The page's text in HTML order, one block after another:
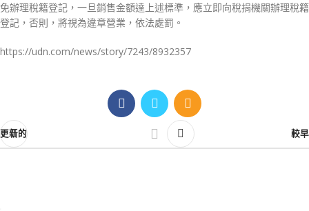
免辦理稅籍登記，一旦銷售金額達上述標準，應立即向稅捐機關辦理稅籍
登記，否則，將視為違章營業，依法處罰。
https://udn.com/news/story/7243/8932357
更新的 較早